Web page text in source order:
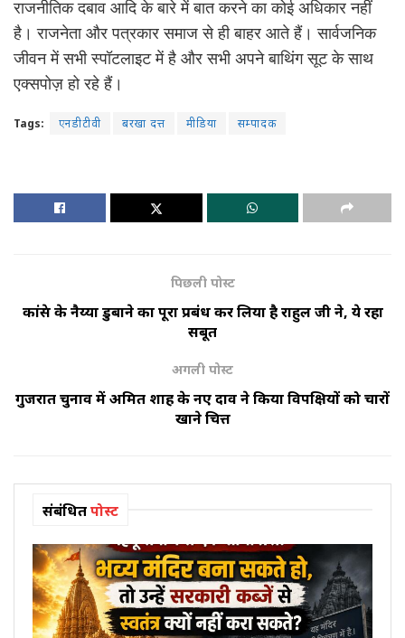
राजनीतिक दबाव आदि के बारे में बात करने का कोई अधिकार नहीं
है। राजनेता और पत्रकार समाज से ही बाहर आते हैं। सार्वजनिक
जीवन में सभी स्पॉटलाइट में है और सभी अपने बाथिंग सूट के साथ
एक्सपोज़ हो रहे हैं।
Tags: एनडीटीवी बरखा दत्त मीडिया सम्पादक
पिछली पोस्ट
कांग्रेस के नैय्या डुबाने का पूरा प्रबंध कर लिया है राहुल जी ने, ये रहा
सबूत
अगली पोस्ट
गुजरात चुनाव में अमित शाह के नए दाव ने किया विपक्षियों को चारों
खाने चित्त
संबंधितपोस्ट